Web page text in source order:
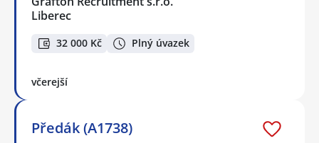
Liberec
32 000 Kč Plný úvazek
včerejší
Předák (A1738)